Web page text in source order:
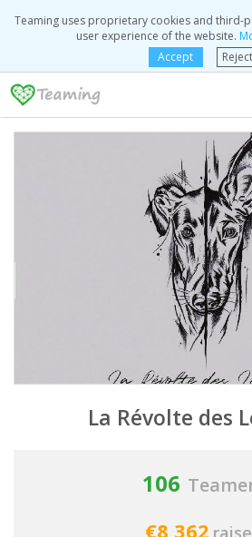
Teaming uses proprietary cookies and third-
user experience of the website.
Accept
Reject
La Révolte des
106
€8,362